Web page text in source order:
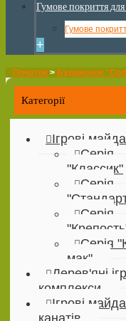
Гумове покриття
Гумове
+
Початок > Будиночок
Категорії
Ігрові
Серія
"Классик"
Серія
Серія
Серія
мак"
Дерев'яні
комплекси
Ігрові
канатів